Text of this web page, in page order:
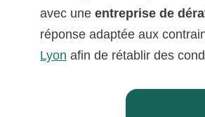
avec uneentreprise de
réponse adaptée aux
Lyon afin de rétablir des